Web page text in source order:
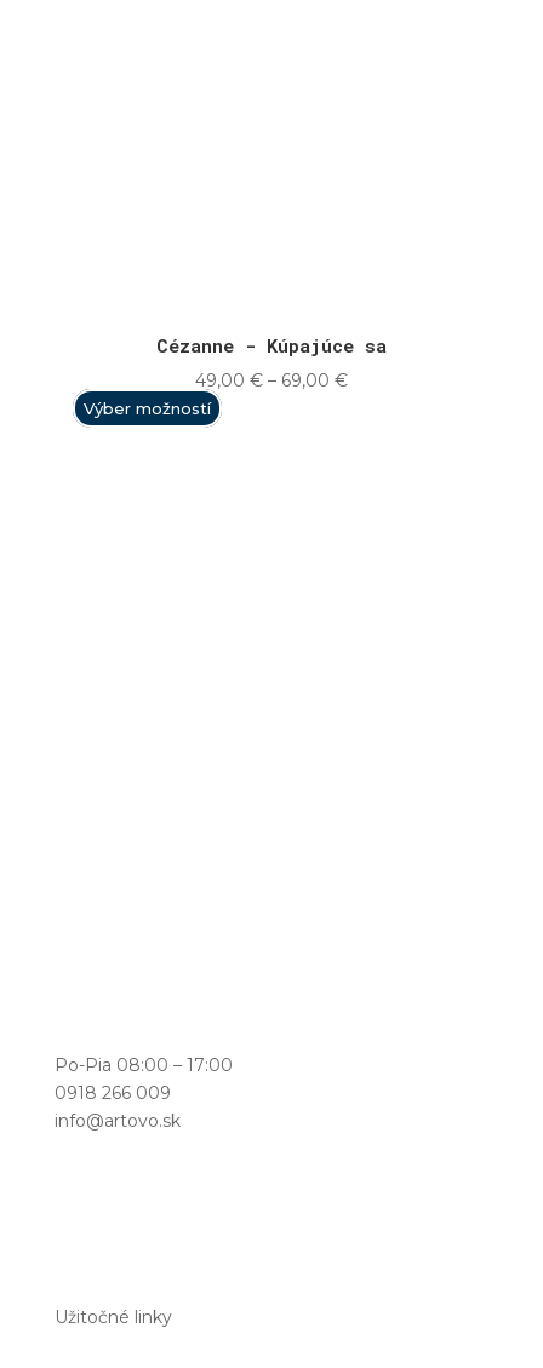
Cézanne - Kúpajúce sa
49,00 € – 69,00 €Price
Výber možností
Po-Pia 08:00 – 17:00
0918 266 009
info@artovo.sk
Užitočné linky